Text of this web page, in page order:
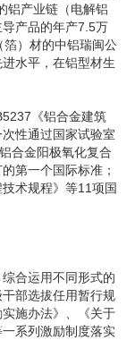
铝产业链（电解铝
产品的年产7.5万
）材的中铝瑞闽公
水平，在铝型材生
《铝合金建筑
性通过国家试验室
合金阳极氧化复合
第一个国际标准；
术规程》等11项国
合运用不同形式的
部选拔任用暂行规
施办法》、《关于
系列激励制度落实